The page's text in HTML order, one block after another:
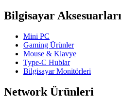
Bilgisayar Aksesuarları
Mini PC
Gaming Ürünler
Mouse & Klavye
Type-C Hublar
Bilgisayar Monitörleri
Network Ürünleri